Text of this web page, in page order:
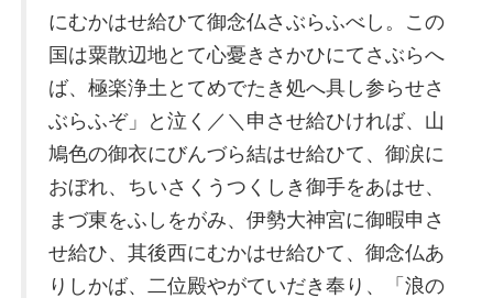
にむかはせ給ひて御念仏さぶらふべし。この
国は粟散辺地とて心憂きさかひにてさぶらへ
ば、極楽浄土とてめでたき処へ具し参らせさ
ぶらふぞ」と泣く／＼申させ給ひければ、山
鳩色の御衣にびんづら結はせ給ひて、御涙に
おぼれ、ちいさくうつくしき御手をあはせ、
まづ東をふしをがみ、伊勢大神宮に御暇申さ
せ給ひ、其後西にむかはせ給ひて、御念仏あ
りしかば、二位殿やがていだき奉り、「浪の